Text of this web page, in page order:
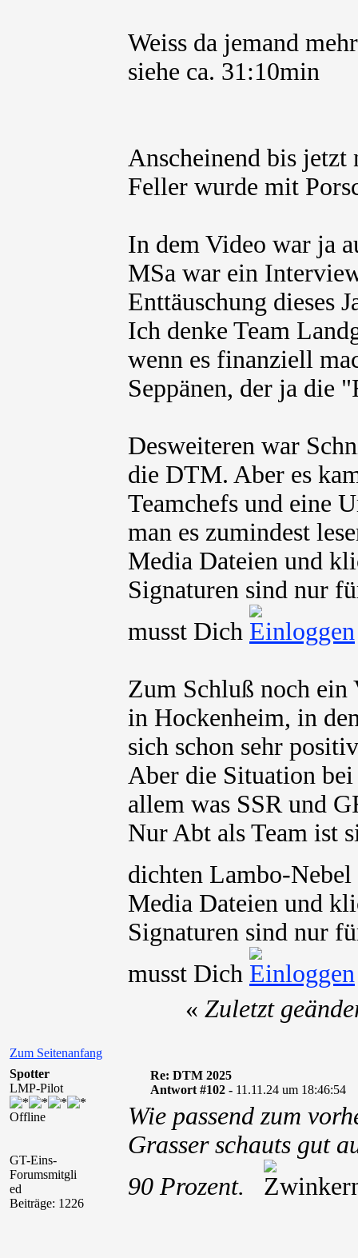
Weiss da jemand
siehe ca. 31:10min
Anscheinend bis
Feller wurde mit
In dem Video war ja
MSa war ein
Enttäuschung dieses
Ich denke Team
wenn es finanziell
Seppänen, der ja die
Desweiteren war
die DTM. Aber es
Teamchefs und eine
man es zumindest
Media Dateien und
Signaturen sind nur
musst Dich
Zum Schluß noch ein
in Hockenheim, in
sich schon sehr
Aber die Situation
allem was SSR und
Nur Abt als Team ist
dichten Lambo-
Media Dateien und
Signaturen sind nur
musst Dich
Zum Seitenanfang
« Zuletzt
Spotter
LMP-Pilot
Offline
GT-Eins-
Forumsmitgli
ed
Beiträge: 1226
Re: DTM 2025
Antwort #102 - 11.11.24 um 18:46:54
Wie passend zum
Grasser schauts gut
90 Prozent.